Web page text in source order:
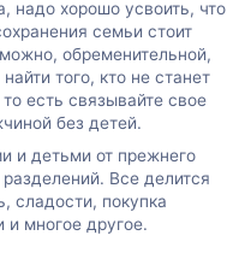
надо хорошо усвоить, что
семьи стоит
обременительной,
того, кто не станет
есть связывайте свое
без детей.
и детьми от прежнего
Все делится
сладости, покупка
многое другое.